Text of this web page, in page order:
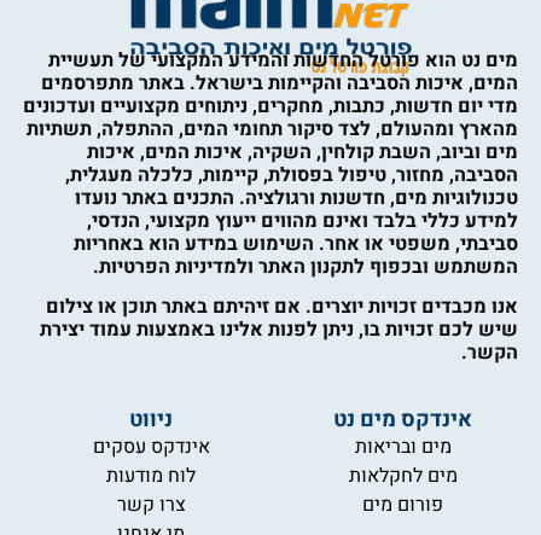
מים נט הוא פורטל החדשות והמידע המקצועי של תעשיית
המים, איכות הסביבה והקיימות בישראל. באתר מתפרסמים
מדי יום חדשות, כתבות, מחקרים, ניתוחים מקצועיים ועדכונים
מהארץ ומהעולם, לצד סיקור תחומי המים, ההתפלה, תשתיות
מים וביוב, השבת קולחין, השקיה, איכות המים, איכות
הסביבה, מחזור, טיפול בפסולת, קיימות, כלכלה מעגלית,
טכנולוגיות מים, חדשנות ורגולציה. התכנים באתר נועדו
למידע כללי בלבד ואינם מהווים ייעוץ מקצועי, הנדסי,
סביבתי, משפטי או אחר. השימוש במידע הוא באחריות
המשתמש ובכפוף לתקנון האתר ולמדיניות הפרטיות.
אנו מכבדים זכויות יוצרים. אם זיהיתם באתר תוכן או צילום
שיש לכם זכויות בו, ניתן לפנות אלינו באמצעות עמוד יצירת
הקשר.
אינדקס מים נט
מים ובריאות
מים לחקלאות
פורום מים
ניווט
אינדקס עסקים
לוח מודעות
צרו קשר